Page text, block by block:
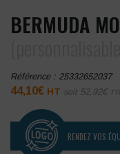
BERMUDA
Référence : 25332652037
44,10€ HT soit 52,92€
RENDEZ VOS